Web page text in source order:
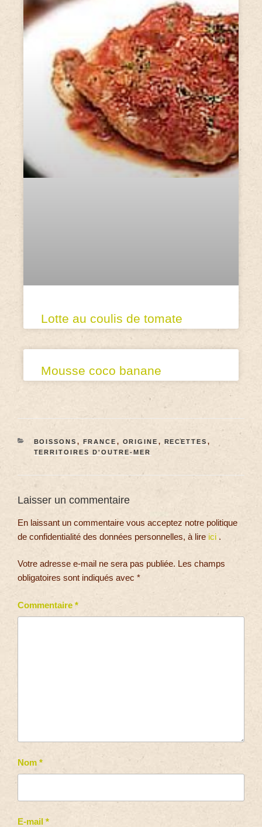
Lotte au coulis de tomate
Mousse coco banane
BOISSONS , FRANCE , ORIGINE , RECETTES ,
TERRITOIRES D'OUTRE-MER
Laisser un commentaire
En laissant un commentaire vous acceptez notre politique
de confidentialité des données personnelles, à lire ici .
Votre adresse e-mail ne sera pas publiée. Les champs
obligatoires sont indiqués avec *
Commentaire *
Nom *
E-mail *